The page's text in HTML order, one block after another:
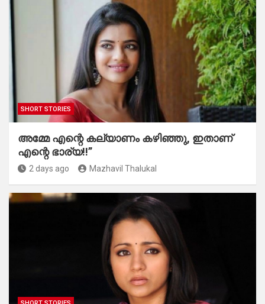
SHORT STORIES
അമ്മേ എന്റെ കല്യാണം കഴിഞ്ഞു, ഇതാണ്
എന്റെ ഭാര്യ!!”
2 days ago Mazhavil Thalukal